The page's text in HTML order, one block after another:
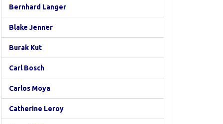
Bernhard Langer
Blake Jenner
Burak Kut
Carl Bosch
Carlos Moya
Catherine Leroy